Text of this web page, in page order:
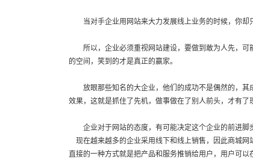
当对手企业用网站来大力发展线上业务的时候，你却
所以，企业必须重视网站建设，要做到敢为人先，可
的空间，笑到的才是真正的赢家。
放眼那些知名的大企业，他们的成功不是偶然的，其
效果，这就是抓住了先机，做事做在了别人前头，才有了
企业对于网站的态度，有可能决定这个企业的前进脚
现在越来越多的企业采用线下和线上销售，因此商城网
直接的一种方式就是把产品和服务推销给用户，用户可